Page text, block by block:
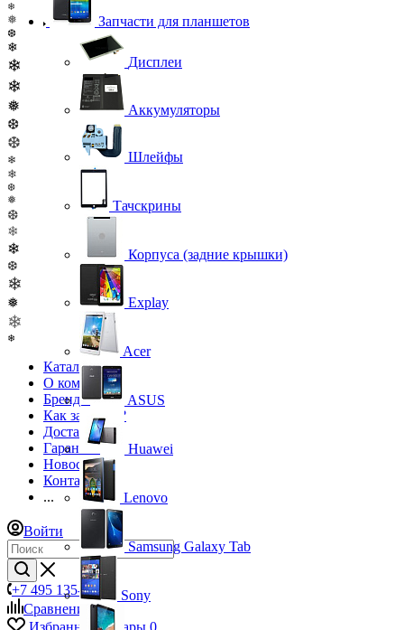
❄
❅
❆
❄
❄
❄
❅
❆
❆
❄
❄
❆
❅
❆
❄
❄
❆
❄
❅
❄
❄
Каталог
О компании
Бренды
Как заказать?
Доставка
Гарантия
Новости
Контакты
...
Войти
+7 495 135-39-43
Сравнение0
Избранные товары 0
Запчасти для планшетов
Дисплеи
Аккумуляторы
Шлейфы
Тачскрины
Корпуса (задние крышки)
Explay
Acer
ASUS
Huawei
Lenovo
Samsung Galaxy Tab
Sony